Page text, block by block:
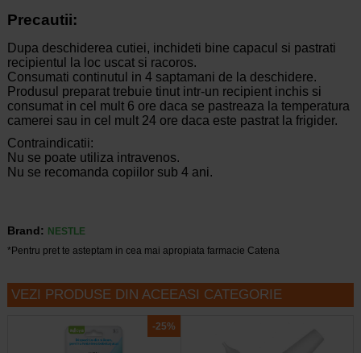
Precautii:
Dupa deschiderea cutiei, inchideti bine capacul si pastrati
recipientul la loc uscat si racoros.
Consumati continutul in 4 saptamani de la deschidere.
Produsul preparat trebuie tinut intr-un recipient inchis si
consumat in cel mult 6 ore daca se pastreaza la temperatura
camerei sau in cel mult 24 ore daca este pastrat la frigider.
Contraindicatii:
Nu se poate utiliza intravenos.
Nu se recomanda copiilor sub 4 ani.
Brand: NESTLE
*Pentru pret te asteptam in cea mai apropiata farmacie Catena
VEZI PRODUSE DIN ACEEASI CATEGORIE
-25%